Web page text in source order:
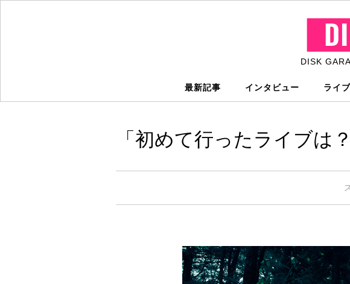
DISK
最新記事 インタビュー ライ
「初めて行ったライブは